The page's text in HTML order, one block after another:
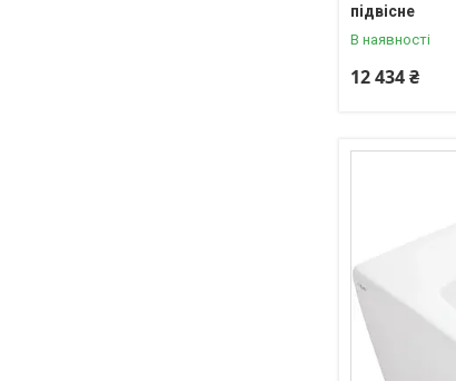
підвісне
В наявності
12 434 ₴